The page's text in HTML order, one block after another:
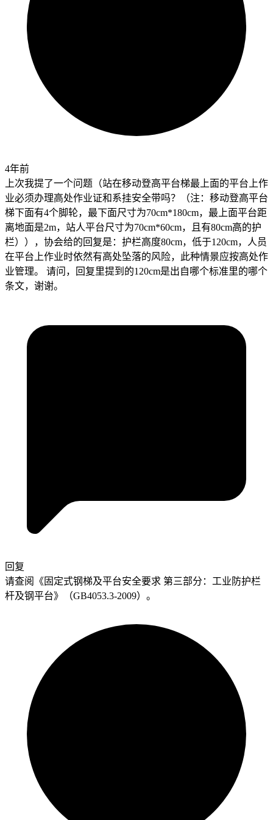
4年前
上次我提了一个问题（站在移动登高平台梯最上面的平台上作
业必须办理高处作业证和系挂安全带吗？（注：移动登高平台
梯下面有4个脚轮，最下面尺寸为70cm*180cm，最上面平台距
离地面是2m，站人平台尺寸为70cm*60cm，且有80cm高的护
栏）），协会给的回复是：护栏高度80cm，低于120cm，人员
在平台上作业时依然有高处坠落的风险，此种情景应按高处作
业管理。 请问，回复里提到的120cm是出自哪个标准里的哪个
条文，谢谢。
回复
请查阅《固定式钢梯及平台安全要求 第三部分：工业防护栏
杆及钢平台》（GB4053.3-2009）。